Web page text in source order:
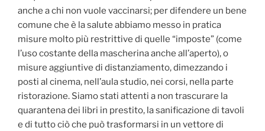
anche a chi non vuole vaccinarsi; per difendere un bene
comune che è la salute abbiamo messo in pratica
misure molto più restrittive di quelle “imposte” (come
l’uso costante della mascherina anche all’aperto), o
misure aggiuntive di distanziamento, dimezzando i
posti al cinema, nell’aula studio, nei corsi, nella parte
ristorazione. Siamo stati attenti a non trascurare la
quarantena dei libri in prestito, la sanificazione di tavoli
e di tutto ciò che può trasformarsi in un vettore di